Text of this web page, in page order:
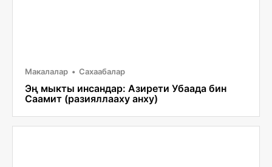
Макалалар Сахаабалар
Эң мыкты инсандар: Азирети Убаада бин
Саамит (разияллааху анху)